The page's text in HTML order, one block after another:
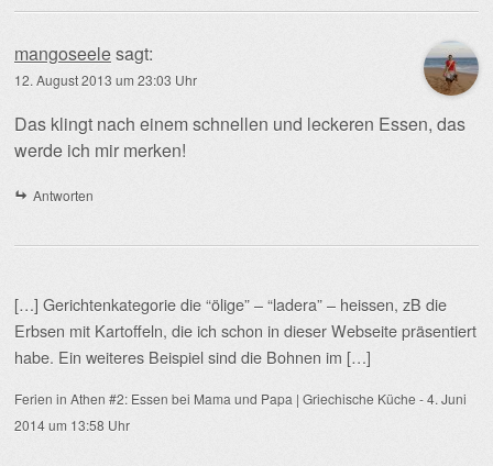
mangoseelesagt:
12. August 2013 um 23:03 Uhr
Das klingt nach einem schnellen und leckeren Essen, das
werde ich mir merken!
Antworten
[…] Gerichtenkategorie die “ölige” – “ladera” – heissen, zB die
Erbsen mit Kartoffeln, die ich schon in dieser Webseite präsentiert
habe. Ein weiteres Beispiel sind die Bohnen im […]
Ferien in Athen #2: Essen bei Mama und Papa | Griechische Küche -4. Juni
2014 um 13:58 Uhr